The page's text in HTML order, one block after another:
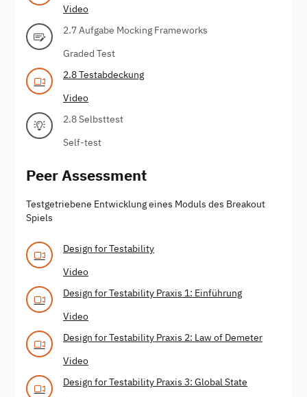
Video
2.7 Aufgabe Mocking Frameworks
Graded Test
2.8 Testabdeckung
Video
2.8 Selbsttest
Self-test
Peer Assessment
Testgetriebene Entwicklung eines Moduls des Breakout
Spiels
Design for Testability
Video
Design for Testability Praxis 1: Einführung
Video
Design for Testability Praxis 2: Law of Demeter
Video
Design for Testability Praxis 3: Global State